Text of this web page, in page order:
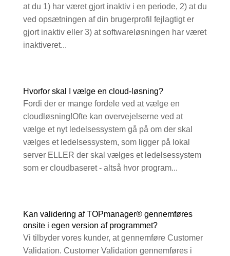
at du 1) har været gjort inaktiv i en periode, 2) at du
ved opsætningen af din brugerprofil fejlagtigt er
gjort inaktiv eller 3) at softwareløsningen har været
inaktiveret...
Hvorfor skal I vælge en cloud-løsning?
Fordi der er mange fordele ved at vælge en
cloudløsning!Ofte kan overvejelserne ved at
vælge et nyt ledelsessystem gå på om der skal
vælges et ledelsessystem, som ligger på lokal
server ELLER der skal vælges et ledelsessystem
som er cloudbaseret - altså hvor program...
Kan validering af TOPmanager® gennemføres
onsite i egen version af programmet?
Vi tilbyder vores kunder, at gennemføre Customer
Validation. Customer Validation gennemføres i